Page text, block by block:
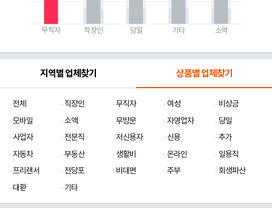
무직자 직장인 당일 기타 소액
지역별 업체찾기 상품별 업체찾기
전체 직장인 무직자 여성
비상금
모바일
소액 무방문 자영업자
당일
사업자
전문직 저신용자 신용
추가
자동차
부동산 생활비 온라인
일용직
프리랜서
전당포 비대면 주부
회생파산
대환
기타